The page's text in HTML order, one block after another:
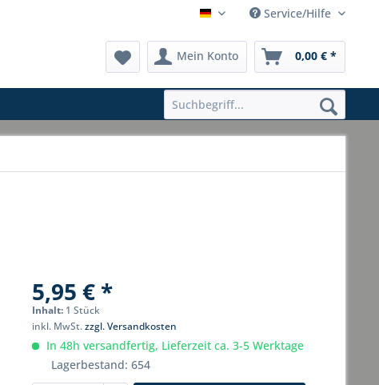
Hauptshop Deutsch
Service/Hilfe
Mein Konto 0,00 € *
5,95 € *
Inhalt: 1 Stück
inkl. MwSt.zzgl. Versandkosten
In 48h versandfertig, Lieferzeit ca. 3-5 Werktage
Lagerbestand: 654